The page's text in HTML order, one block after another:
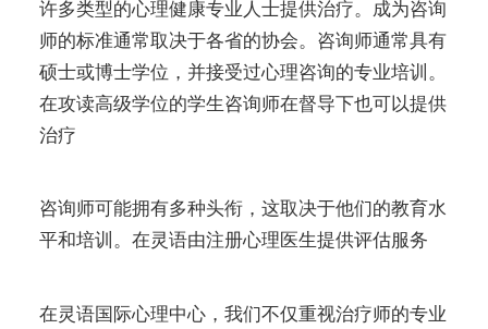
许多类型的心理健康专业人士提供治疗。成为咨询
师的标准通常取决于各省的协会。咨询师通常具有
硕士或博士学位，并接受过心理咨询的专业培训。
在攻读高级学位的学生咨询师在督导下也可以提供
治疗
咨询师可能拥有多种头衔，这取决于他们的教育水
平和培训。在灵语由注册心理医生提供评估服务
在灵语国际心理中心，我们不仅重视治疗师的专业